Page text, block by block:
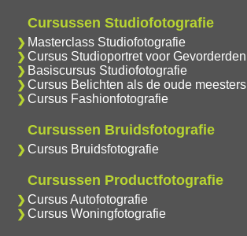
Cursussen Studiofotografie
Masterclass Studiofotografie
Cursus Studioportret voor Gevorderden
Basiscursus Studiofotografie
Cursus Belichten als de oude meesters
Cursus Fashionfotografie
Cursussen Bruidsfotografie
Cursus Bruidsfotografie
Cursussen Productfotografie
Cursus Autofotografie
Cursus Woningfotografie